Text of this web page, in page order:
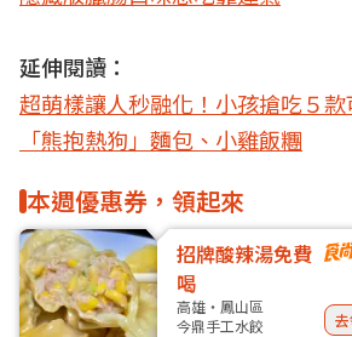
延伸閱讀：
超萌樣讓人秒融化！小孩搶吃５款
「熊抱熱狗」麵包、小雞飯糰
本週優惠券，領起來
招牌酸辣湯免費
喝
高雄・鳳山區
今鼎手工水餃